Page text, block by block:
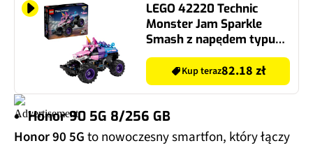
LEGO 42220 Technic
Monster Jam Sparkle
Smash z napędem typu
pull-back
Kup teraz82.18 zł
Honor 90 5G 8/256 GB
Honor 90 5Gto nowoczesny smartfon, który łączy